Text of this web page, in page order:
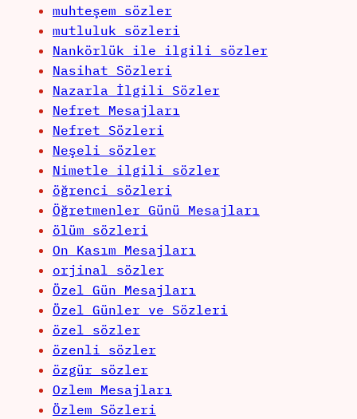
muhteşem sözler
mutluluk sözleri
Nankörlük ile ilgili sözler
Nasihat Sözleri
Nazarla İlgili Sözler
Nefret Mesajları
Nefret Sözleri
Neşeli sözler
Nimetle ilgili sözler
öğrenci sözleri
Öğretmenler Günü Mesajları
ölüm sözleri
On Kasım Mesajları
orjinal sözler
Özel Gün Mesajları
Özel Günler ve Sözleri
özel sözler
özenli sözler
özgür sözler
Ozlem Mesajları
Özlem Sözleri